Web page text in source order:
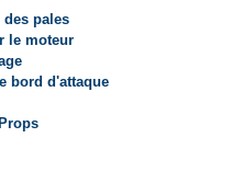
des pales
le moteur
bord d'attaque